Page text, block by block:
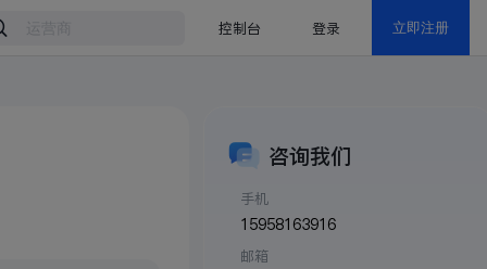
控制台 登录 立即注册
咨询我们
手机
15958163916
邮箱